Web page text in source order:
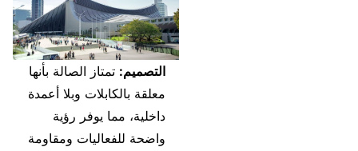
التصميم: تمتاز الصالة بأنها
معلقة بالكابلات وبلا أعمدة
داخلية، مما يوفر رؤية
واضحة للفعاليات ومقاومة